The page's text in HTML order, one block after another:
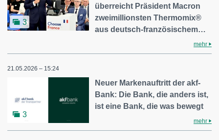
3
überreicht Präsident Macron
zweimillionsten Thermomix®
aus deutsch-französischem…
mehr
21.05.2026 – 15:24
3
Neuer Markenauftritt der akf-
Bank: Die Bank, die anders ist,
ist eine Bank, die was bewegt
mehr